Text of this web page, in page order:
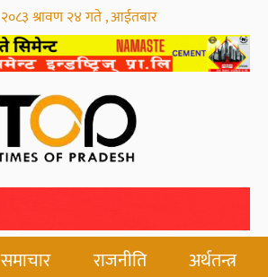
२०८३ श्रावण २४ गते , आईतबार
समाचार राजनीति अर्थतन्त्र